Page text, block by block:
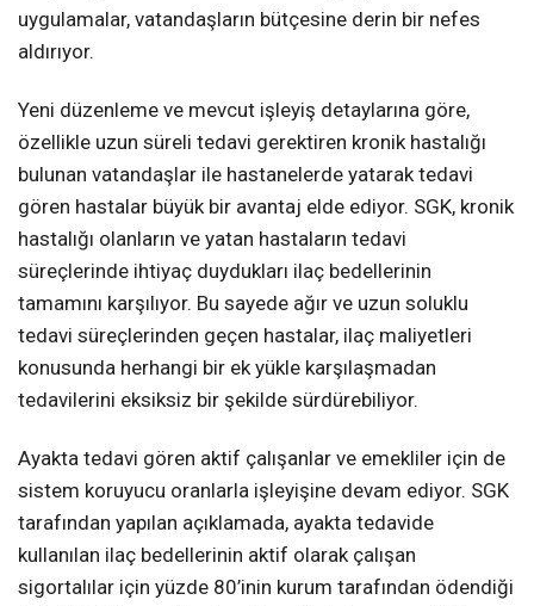
uygulamalar, vatandaşların bütçesine derin bir nefes
aldırıyor.
Yeni düzenleme ve mevcut işleyiş detaylarına göre,
özellikle uzun süreli tedavi gerektiren kronik hastalığı
bulunan vatandaşlar ile hastanelerde yatarak tedavi
gören hastalar büyük bir avantaj elde ediyor. SGK, kronik
hastalığı olanların ve yatan hastaların tedavi
süreçlerinde ihtiyaç duydukları ilaç bedellerinin
tamamını karşılıyor. Bu sayede ağır ve uzun soluklu
tedavi süreçlerinden geçen hastalar, ilaç maliyetleri
konusunda herhangi bir ek yükle karşılaşmadan
tedavilerini eksiksiz bir şekilde sürdürebiliyor.
Ayakta tedavi gören aktif çalışanlar ve emekliler için de
sistem koruyucu oranlarla işleyişine devam ediyor. SGK
tarafından yapılan açıklamada, ayakta tedavide
kullanılan ilaç bedellerinin aktif olarak çalışan
sigortalılar için yüzde 80’inin kurum tarafından ödendiği